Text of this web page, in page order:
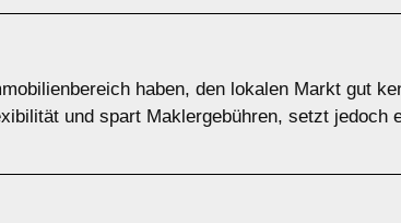
haben, den lokalen Markt gut
und spart Maklergebühren, setzt jedoch